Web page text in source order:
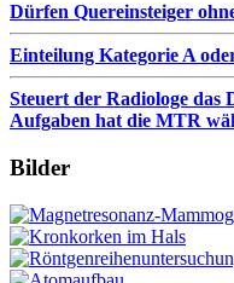
Dürfen Quereinsteiger
Einteilung Kategorie A
Steuert der Radiologe das
Aufgaben hat die MTR
Bilder